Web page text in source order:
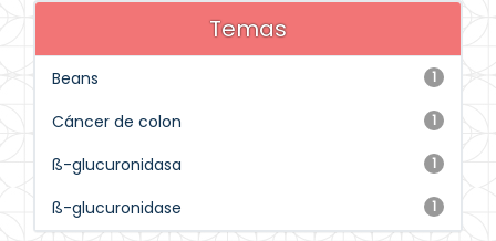
Temas
1
Beans
1
Cáncer de colon
1
ß-glucuronidasa
1
ß-glucuronidase